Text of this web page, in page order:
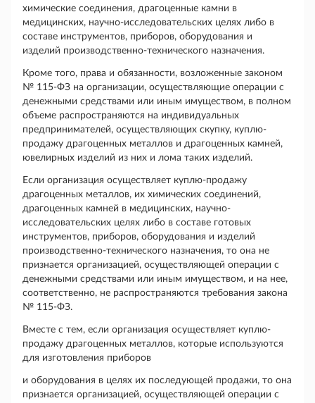
химические соединения, драгоценные камни в
медицинских, научно-исследовательских целях либо в
составе инструментов, приборов, оборудования и
изделий производственно-технического назначения.
Кроме того, права и обязанности, возложенные законом
№ 115-ФЗ на организации, осуществляющие операции с
денежными средствами или иным имуществом, в полном
объеме распространяются на индивидуальных
предпринимателей, осуществляющих скупку, куплю-
продажу драгоценных металлов и драгоценных камней,
ювелирных изделий из них и лома таких изделий.
Если организация осуществляет куплю-продажу
драгоценных металлов, их химических соединений,
драгоценных камней в медицинских, научно-
исследовательских целях либо в составе готовых
инструментов, приборов, оборудования и изделий
производственно-технического назначения, то она не
признается организацией, осуществляющей операции с
денежными средствами или иным имуществом, и на нее,
соответственно, не распространяются требования закона
№ 115-ФЗ.
Вместе с тем, если организация осуществляет куплю-
продажу драгоценных металлов, которые используются
для изготовления приборов
и оборудования в целях их последующей продажи, то она
признается организацией, осуществляющей операции с